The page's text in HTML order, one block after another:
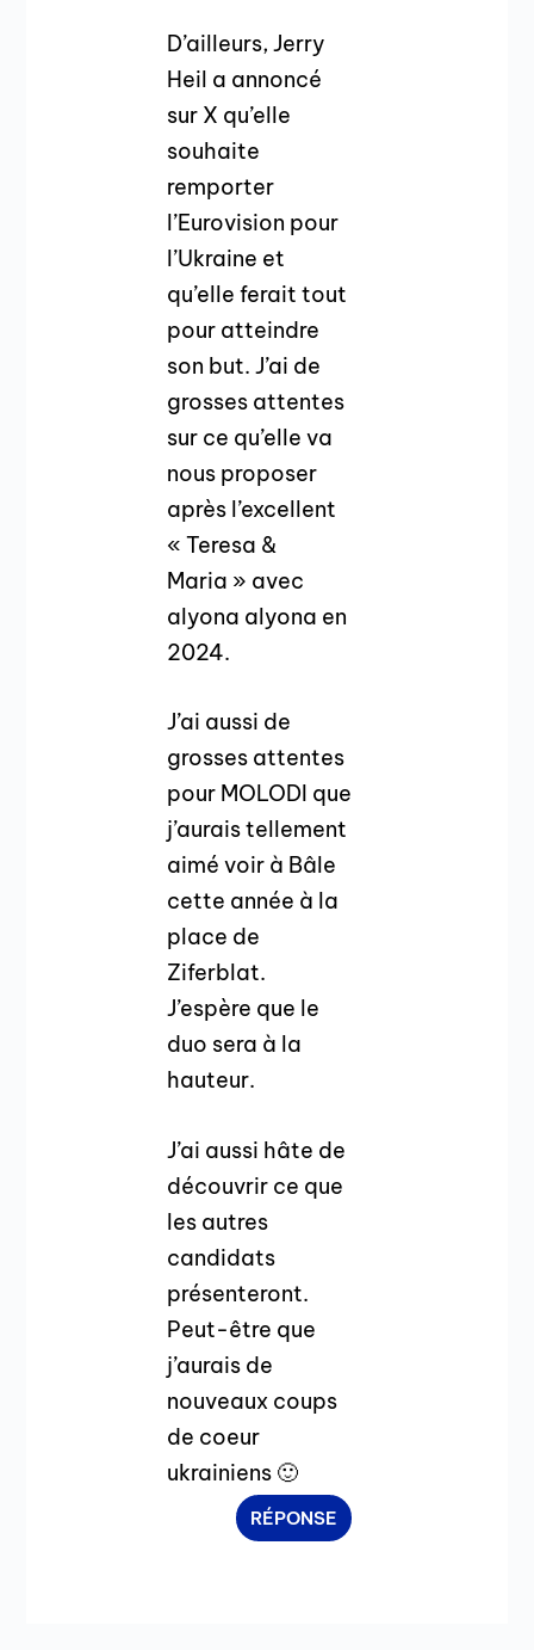
D’ailleurs, Jerry
Heil a annoncé
sur X qu’elle
souhaite
remporter
l’Eurovision pour
l’Ukraine et
qu’elle ferait tout
pour atteindre
son but. J’ai de
grosses attentes
sur ce qu’elle va
nous proposer
après l’excellent
« Teresa &
Maria » avec
alyona alyona en
2024.
J’ai aussi de
grosses attentes
pour MOLODI que
j’aurais tellement
aimé voir à Bâle
cette année à la
place de
Ziferblat.
J’espère que le
duo sera à la
hauteur.
J’ai aussi hâte de
découvrir ce que
les autres
candidats
présenteront.
Peut-être que
j’aurais de
nouveaux coups
de coeur
ukrainiens 🙂
RÉPONSE